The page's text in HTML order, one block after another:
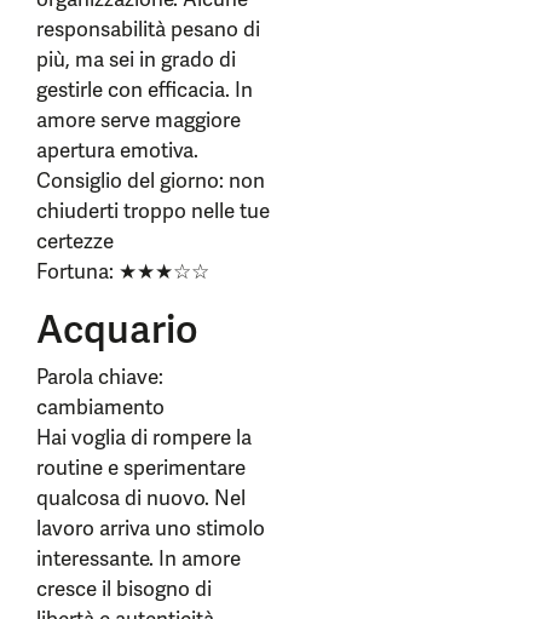
responsabilità pesano di
più, ma sei in grado di
gestirle con efficacia. In
amore serve maggiore
apertura emotiva.
Consiglio del giorno: non
chiuderti troppo nelle tue
certezze
Fortuna: ★★★☆☆
Acquario
Parola chiave:
cambiamento
Hai voglia di rompere la
routine e sperimentare
qualcosa di nuovo. Nel
lavoro arriva uno stimolo
interessante. In amore
cresce il bisogno di